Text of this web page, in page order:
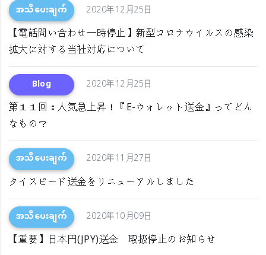
အသိပေးချက် 2020年12月25日
【電話問い合わせ一時停止】新型コロナウイルスの感染
拡大に対する当社対応について
Blog 2020年12月25日
第１１回：人気急上昇！『E-ウォレット送金』ってどん
なもの？
အသိပေးချက် 2020年11月27日
タイスピード送金をリニューアルしました
အသိပေးချက် 2020年10月09日
【重要】日本円(JPY)送金 取扱停止のお知らせ